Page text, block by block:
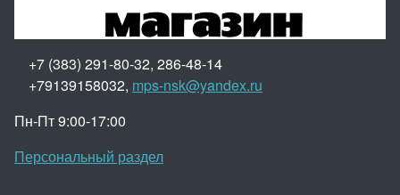
+7 (383) 291-80-32, 286-48-14
+79139158032, mps-nsk@yandex.ru
Пн-Пт 9:00-17:00
Персональный раздел